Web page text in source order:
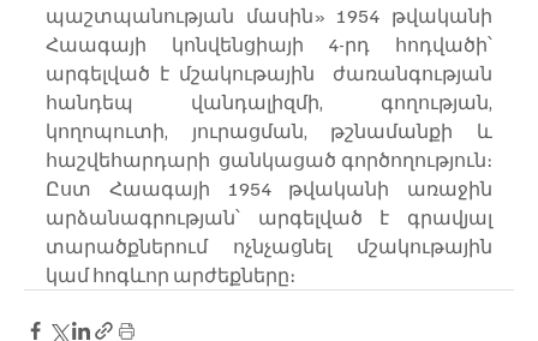
պաշտպանության մասին» 1954 թվականի
Հաագայի կոնվենցիայի 4-րդ հոդվածի՝
արգելված է մշակութային  ժառանգության
հանդեպ վանդալիզմի, գողության,
կողոպուտի, յուրացման, թշնամանքի և
հաշվեհարդարի  ցանկացած գործողություն։
Ըստ Հաագայի 1954 թվականի առաջին
արձանագրության՝ արգելված է գրավյալ
տարածքներում ոչնչացնել մշակութային
կամ հոգևոր արժեքները։